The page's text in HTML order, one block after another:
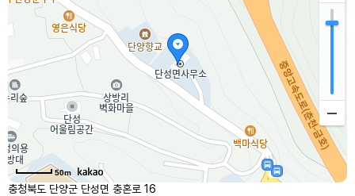
50m
충청북도 단양군 단성면 충혼로 16